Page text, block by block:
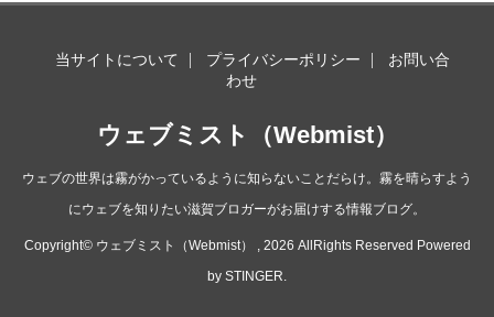
当サイトについて プライバシーポリシー
お問い合
わせ
ウェブミスト（Webmist）
ウェブの世界は霧がかっているように知らないことだらけ。霧を晴らすよう
にウェブを知りたい滋賀ブロガーがお届けする情報ブログ。
Copyright© ウェブミスト（Webmist） , 2026 AllRights Reserved Powered
by STINGER